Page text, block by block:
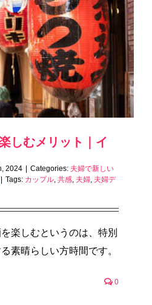
しむメリット｜イ
2024 | Categories: 夫婦で新しい
| Tags: カップル 共感 夫婦 夫婦デ
楽しむというのは、特別
素晴らしい方時間です。
0